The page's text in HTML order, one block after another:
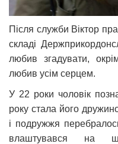
Після служби Віктор
складі
любив згадувати,
любив усім серцем.
У 22 роки чоловік
року стала його
і подружжя
влаштувався на